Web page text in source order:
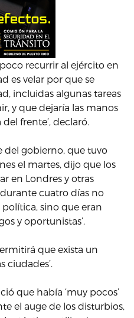
recurrir al ejército en
es velar por que se
incluidas algunas tareas
y que dejaría las manos
frente’, declaró.
del gobierno, que tuvo
el martes, dijo que los
en Londres y otras
cuatro días no
sino que eran
y oportunistas’.
que exista un
ciudades’.
que había ‘muy pocos’
el auge de los disturbios,